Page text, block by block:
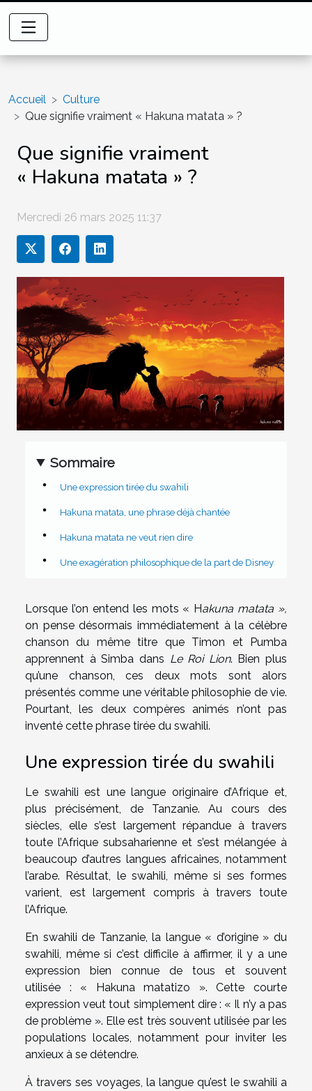
Accueil
Culture
Que signifie vraiment « Hakuna matata » ?
Que signifie vraiment
« Hakuna matata » ?
Mercredi 26 mars 2025 11:37
Sommaire
Une expression tirée du swahili
Hakuna matata, une phrase déjà chantée
Hakuna matata ne veut rien dire
Une exagération philosophique de la part de Disney
Lorsque l’on entend les mots « Hakuna matata »,
on pense désormais immédiatement à la célèbre
chanson du même titre que Timon et Pumba
apprennent à Simba dans Le Roi Lion. Bien plus
qu’une chanson, ces deux mots sont alors
présentés comme une véritable philosophie de vie.
Pourtant, les deux compères animés n’ont pas
inventé cette phrase tirée du swahili.
Une expression tirée du swahili
Le swahili est une langue originaire d’Afrique et,
plus précisément, de Tanzanie. Au cours des
siècles, elle s’est largement répandue à travers
toute l’Afrique subsaharienne et s’est mélangée à
beaucoup d’autres langues africaines, notamment
l’arabe. Résultat, le swahili, même si ses formes
varient, est largement compris à travers toute
l’Afrique.
En swahili de Tanzanie, la langue « d’origine » du
swahili, même si c’est difficile à affirmer, il y a une
expression bien connue de tous et souvent
utilisée : « Hakuna matatizo ». Cette courte
expression veut tout simplement dire : « Il n’y a pas
de problème ». Elle est très souvent utilisée par les
populations locales, notamment pour inviter les
anxieux à se détendre.
À travers ses voyages, la langue qu’est le swahili a